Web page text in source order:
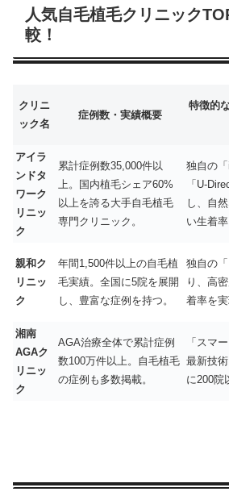
人気自毛植毛クリニック
較！
クリニ
ック名
症例数・実績概要
特徴的
アイラ
ンドタ
ワーク
リニッ
ク
累計症例数35,000件以
上。国内植毛シェア60%
以上を誇る大手自毛植毛
専門クリニック。
独自の
「U-
し、自
い生着率
親和ク
リニッ
ク
年間1,500件以上の自毛植
毛実績。全国に5院を展開
し、豊富な症例を持つ。
独自の
り、高
着率を実
湘南
AGAク
リニッ
ク
AGA治療全体で累計症例
数100万件以上。自毛植毛
の症例も多数掲載。
「スマ
最新技
に200院